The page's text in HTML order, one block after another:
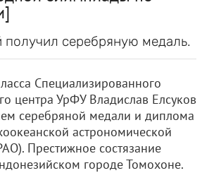
серебряную медаль.
Специализированного
центра УрФУ Владислав Елсуков
серебряной медали и диплома
астрономической
Престижное состязание
городе Томохоне.